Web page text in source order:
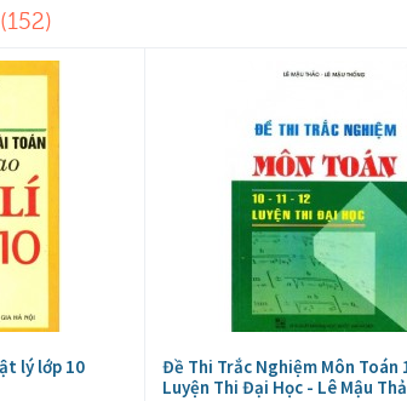
lý lớp 10
Đề Thi Trắc Nghiệm Môn Toán
Luyện Thi Đại Học - Lê Mậu